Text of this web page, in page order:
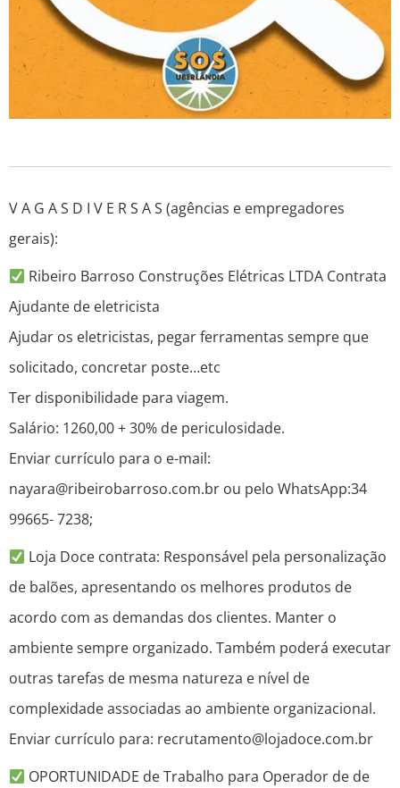
V A G A S D I V E R S A S (agências e empregadores
gerais):
Ribeiro Barroso Construções Elétricas LTDA Contrata
Ajudante de eletricista
Ajudar os eletricistas, pegar ferramentas sempre que
solicitado, concretar poste…etc
Ter disponibilidade para viagem.
Salário: 1260,00 + 30% de periculosidade.
Enviar currículo para o e-mail:
nayara@ribeirobarroso.com.br ou pelo WhatsApp:34
99665- 7238;
Loja Doce contrata: Responsável pela personalização
de balões, apresentando os melhores produtos de
acordo com as demandas dos clientes. Manter o
ambiente sempre organizado. Também poderá executar
outras tarefas de mesma natureza e nível de
complexidade associadas ao ambiente organizacional.
Enviar currículo para: recrutamento@lojadoce.com.br
OPORTUNIDADE de Trabalho para Operador de de